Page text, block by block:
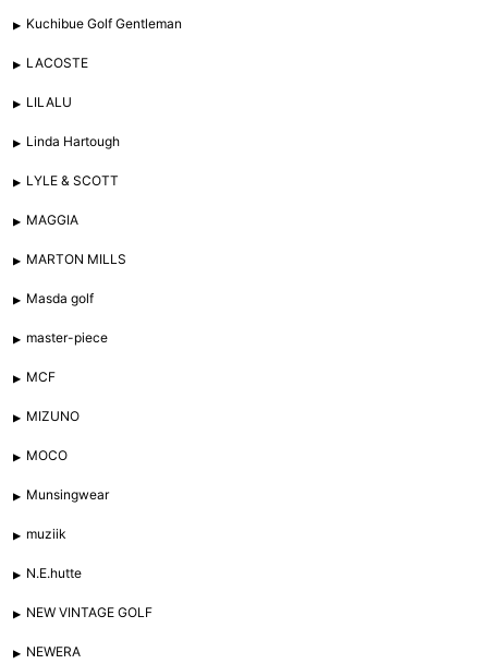
Kuchibue Golf Gentleman
LACOSTE
LILALU
Linda Hartough
LYLE & SCOTT
MAGGIA
MARTON MILLS
Masda golf
master-piece
MCF
MIZUNO
MOCO
Munsingwear
muziik
N.E.hutte
NEW VINTAGE GOLF
NEWERA